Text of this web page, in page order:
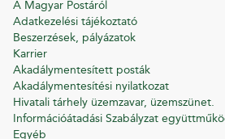
A Magyar Postáról
Adatkezelési tájékoztató
Beszerzések, pályázatok
Karrier
Akadálymentesített posták
Akadálymentesítési nyilatkozat
Hivatali tárhely üzemzavar, üzemszünet.
Információátadási Szabályzat
Egyéb